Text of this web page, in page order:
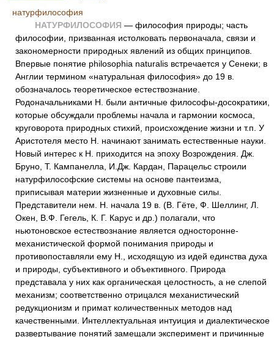
натурфилософия
НАТУРФИЛОСОФИЯ — философия природы; часть
философии, призванная истолковать первоначала, связи и
закономерности природных явлений из общих принципов.
Впервые понятие philosophia naturalis встречается у Сенеки; в
Англии термином «натуральная философия» до 19 в.
обозначалось теоретическое естествознание.
Родоначальниками Н. были античные философы-досократики,
которые обсуждали проблемы начала и гармонии космоса,
круговорота природных стихий, происхождение жизни и т.п. У
Аристотеля место Н. начинают занимать естественные науки.
Новый интерес к Н. приходится на эпоху Возрождения. Дж.
Бруно, Т. Кампанелла, И.Дж. Кардан, Парацельс строили
натурфилософские системы на основе пантеизма,
приписывая материи жизненные и духовные силы.
Представители нем. Н. начала 19 в. (В. Гёте, Ф. Шеллинг, Л.
Окен, В.Ф. Гегель, К. Г. Карус и др.) полагали, что
ньютоновское естествознание является односторонне-
механистической формой понимания природы и
противопоставляли ему Н., исходящую из идей единства духа
и природы, субъективного и объективного. Природа
представала у них как органическая целостность, а не слепой
механизм; соответственно отрицался механистический
редукционизм и примат количественных методов над
качественными. Интеллектуальная интуиция и диалектическое
развертывание понятий замещали эксперимент и причинные